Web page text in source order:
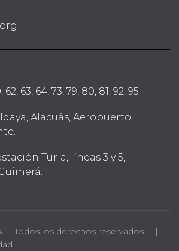
62, 63, 64, 73, 79, 80, 81, 92, 95
Alacuás, Aeropuerto,
Turia, líneas 3 y 5,
Todos los derechos reservados. |